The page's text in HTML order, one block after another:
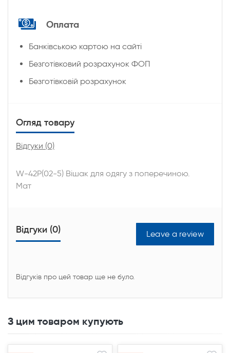
Оплата
Банківською картою на сайті
Безготівковий розрахунок ФОП
Безготівковій розрахунок
Огляд товару
Відгуки (0)
W-42Р(02-5) Вішак для одягу з поперечиною.
Мат
Відгуки (0) Leave a review
Відгуків про цей товар ще не було.
З цим товаром купують